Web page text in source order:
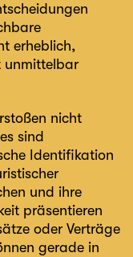
erheblich,
unmittelbar
nicht
sind
Identifikation
und ihre
präsentieren
oder Verträge
gerade in